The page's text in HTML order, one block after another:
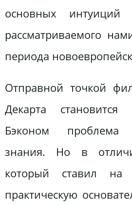
основных
рассматриваемого
периода
Отправной точкой
Декарта
Бэконом проблема
знания. Но в
который ставил
практическую